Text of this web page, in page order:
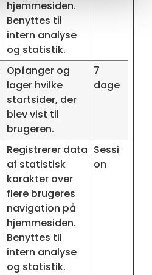
hjemmesiden.
Benyttes til
intern analyse
og statistik.
Opfanger og
lager hvilke
startsider, der
blev vist til
brugeren.
7
dage
Registrerer data
af statistisk
karakter over
flere brugeres
navigation på
hjemmesiden.
Benyttes til
intern analyse
og statistik.
Sessi
on